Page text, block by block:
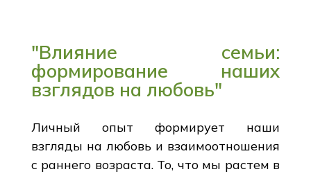
"Влияние семьи:
формирование наших
взглядов на любовь"
Личный опыт формирует наши
взгляды на любовь и взаимоотношения
с раннего возраста. То, что мы растем в